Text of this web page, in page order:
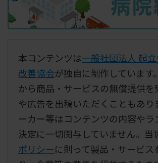
本コンテンツは一般社団法人 起
改善協会が独自に制作しています
から商品・サービスの無償提供を
や広告を出稿いただくこともあり
ーカー等はコンテンツの内容やラ
決定に一切関与していません。当
ポリシーに則って製品・サービス